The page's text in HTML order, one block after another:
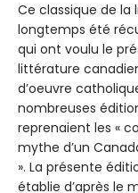
Ce classique de
longtemps été
qui ont voulu le
littérature
d’oeuvre
nombreuses
reprenaient les «
mythe d’un
». La présente
établie d’après le